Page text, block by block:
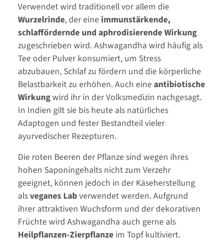
Verwendet wird traditionell vor allem die
Wurzelrinde, der eine immunstärkende,
schlaffördernde und aphrodisierende Wirkung
zugeschrieben wird. Ashwagandha wird häufig als
Tee oder Pulver konsumiert, um Stress
abzubauen, Schlaf zu fördern und die körperliche
Belastbarkeit zu erhöhen. Auch eine antibiotische
Wirkungwird ihr in der Volksmedizin nachgesagt.
In Indien gilt sie bis heute als natürliches
Adaptogen und fester Bestandteil vieler
ayurvedischer Rezepturen.
Die roten Beeren der Pflanze sind wegen ihres
hohen Saponingehalts nicht zum Verzehr
geeignet, können jedoch in der Käseherstellung
alsveganes Labverwendet werden. Aufgrund
ihrer attraktiven Wuchsform und der dekorativen
Früchte wird Ashwagandha auch gerne als
Heilpflanzen-Zierpflanze im Topf kultiviert.